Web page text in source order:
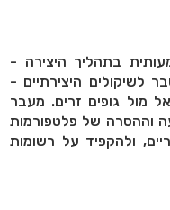
בתהליך היצירה -
היצירתיים -
מול גופים זרים. מעבר
וההסרה של פלטפורמות
ולהקפיד על רשומות